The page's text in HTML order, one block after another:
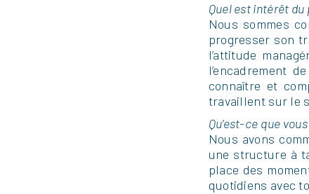
Quel est intérêt
Nous sommes
progresser son
l’attitude
l’encadrement
connaître et
travaillent sur le
Qu’est-ce que
Nous avons
une structure à
place des
quotidiens avec